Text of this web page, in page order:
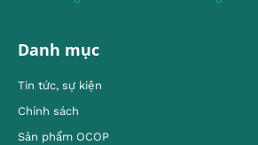
Danh mục
Tin tức, sự kiện
Chính sách
Sản phẩm OCOP